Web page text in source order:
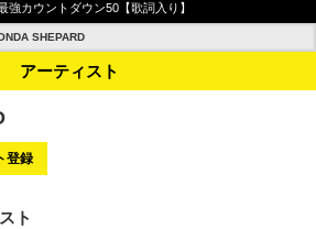
強カウントダウン50【歌詞入り】
SHEPARD
アーティスト
登録
ト